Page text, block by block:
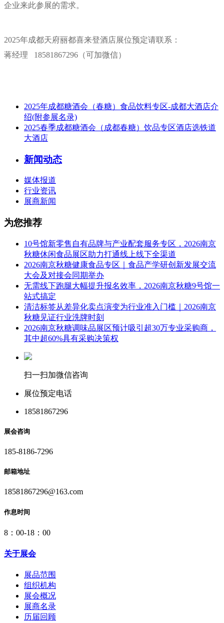
企业来此参展的需求。
2025年成都天府丽都喜来登酒店展位预定请联系：
蒋经理 18581867296（可加微信）
2025年成都糖酒会（春糖）食品饮料专区-成都大酒店介
绍(附参展名录)
2025春季成都糖酒会（成都春糖）饮品专区酒店选铁道
大酒店
新闻动态
媒体报道
行业资讯
展商新闻
为您推荐
10号馆新零售自有品牌与产业配套服务专区，2026南京
秋糖休闲食品展区助力打通线上线下全渠道
2026南京秋糖健康食品专区｜食品产学研创新发展交流
大会及对接会同期举办
无需线下跑腿大幅提升报名效率，2026南京秋糖9号馆一
站式搞定
清洁标签从差异化卖点演变为行业准入门槛｜2026南京
秋糖见证行业洗牌时刻
2026南京秋糖调味品展区预计吸引超30万专业采购商，
其中超60%具有采购决策权
扫一扫加微信咨询
展位预定电话
18581867296
展会咨询
185-8186-7296
邮箱地址
18581867296@163.com
作息时间
8：00-18：00
关于展会
展品范围
组织机构
展会概况
展商名录
历届回顾